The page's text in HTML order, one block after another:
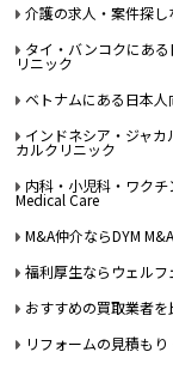
介護の求人・案件探
タイ・バンコクにあ
リニック
ベトナムにある日本
インドネシア・ジャ
カルクリニック
内科・小児科・ワク
Medical Care
M&A仲介ならDYM
福利厚生ならウェル
おすすめの買取業者
リフォームの見積も